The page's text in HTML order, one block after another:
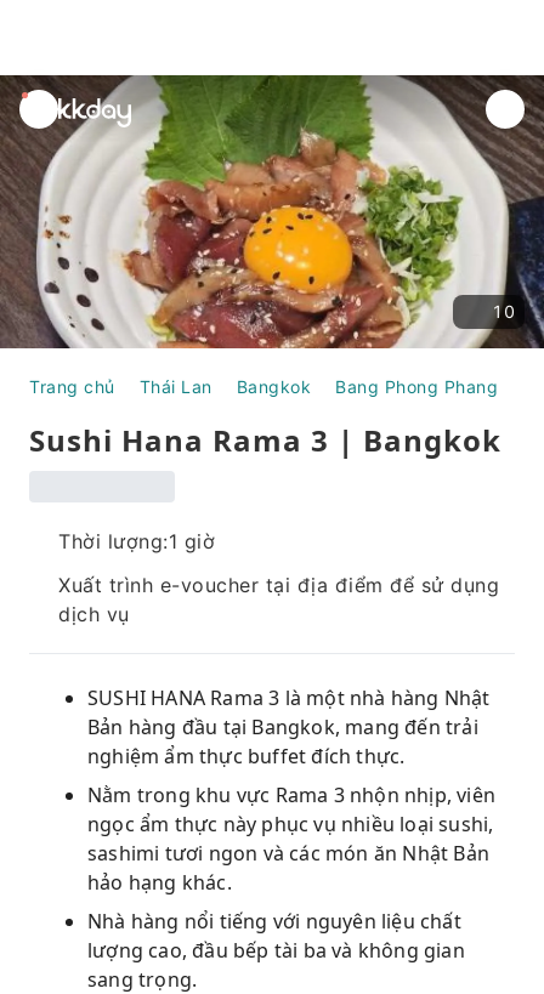
unread
notifications
10
Trang chủ Thái Lan Bangkok Bang Phong Phang
Sushi Hana Rama 3 | Bangkok
Thời lượng:1 giờ
Xuất trình e-voucher tại địa điểm để sử dụng
dịch vụ
SUSHI HANA Rama 3 là một nhà hàng Nhật
Bản hàng đầu tại Bangkok, mang đến trải
nghiệm ẩm thực buffet đích thực.
Nằm trong khu vực Rama 3 nhộn nhịp, viên
ngọc ẩm thực này phục vụ nhiều loại sushi,
sashimi tươi ngon và các món ăn Nhật Bản
hảo hạng khác.
Nhà hàng nổi tiếng với nguyên liệu chất
lượng cao, đầu bếp tài ba và không gian
sang trọng.